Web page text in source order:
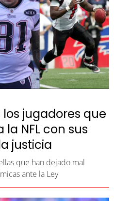
jugadores que
NFL con sus
justicia
que han dejado mal
ante la Ley